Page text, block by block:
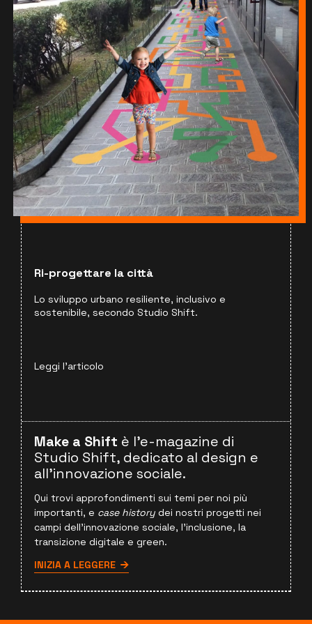
Ri-progettare la città
Lo sviluppo urbano resiliente, inclusivo e
sostenibile, secondo Studio Shift.
Leggi l'articolo
Make a Shift è l'e-magazine di
Studio Shift, dedicato al design e
all'innovazione sociale.
Qui trovi approfondimenti sui temi per noi più
importanti, e case history dei nostri progetti nei
campi dell'innovazione sociale, l'inclusione, la
transizione digitale e green.
INIZIA A LEGGERE